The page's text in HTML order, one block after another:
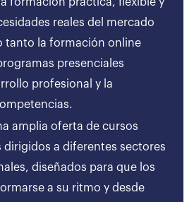
reales del mercado
tanto la formación online
presenciales
profesional y la
amplia oferta de cursos
a diferentes sectores
diseñados para que los
a su ritmo y desde